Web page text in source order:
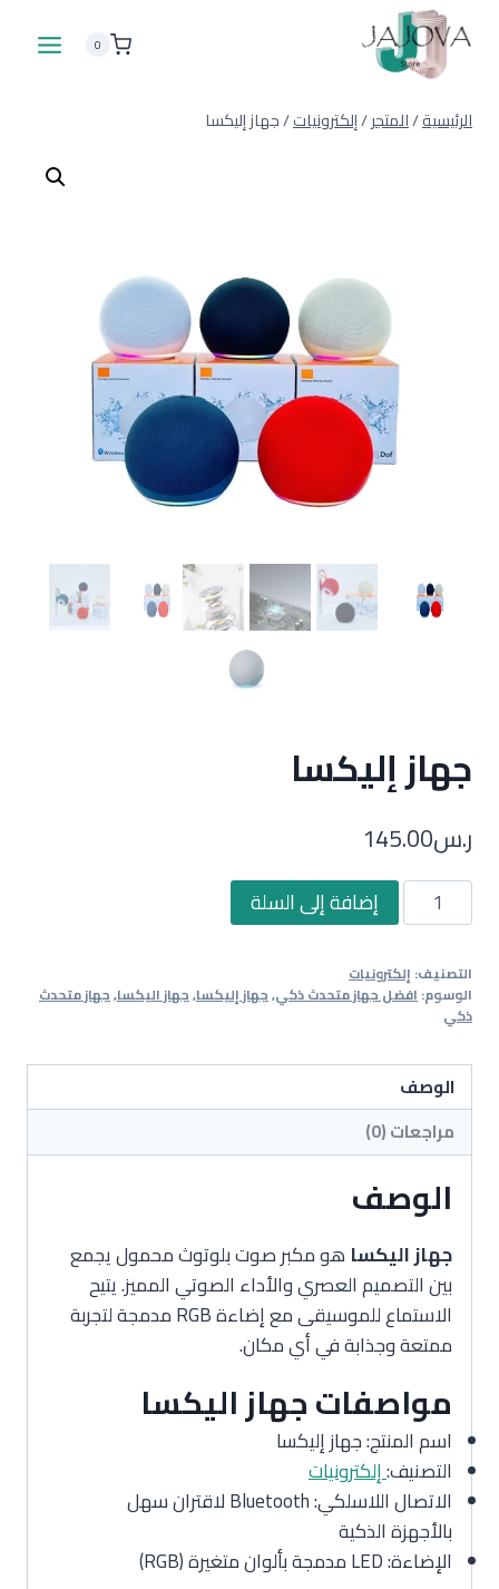
المحتوى
0
الرئيسية/المتجر/إلكترونيات/جهاز إليكسا
جهاز إليكسا
ر.س145.00
كمية
جهاز
إضافة إلى السلة
التصنيف: إلكترونيات
الوسوم:افضل جهاز متحدث ذكي,جهاز إليكسا,جهاز اليكسا,جهاز متحدث
ذكي
الوصف
مراجعات (0)
الوصف
جهاز اليكسا هو مكبر صوت بلوتوث محمول يجمع
بين التصميم العصري والأداء الصوتي المميز. يتيح
الاستماع للموسيقى مع إضاءة RGB مدمجة لتجربة
ممتعة وجذابة في أي مكان.
مواصفات جهاز اليكسا
اسم المنتج: جهاز إليكسا
التصنيف:إلكترونيات
الاتصال اللاسلكي: Bluetooth لاقتران سهل
بالأجهزة الذكية
الإضاءة: LED مدمجة بألوان متغيرة (RGB)